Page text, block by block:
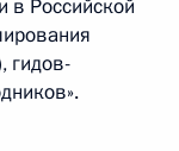
в Российской
гидов-